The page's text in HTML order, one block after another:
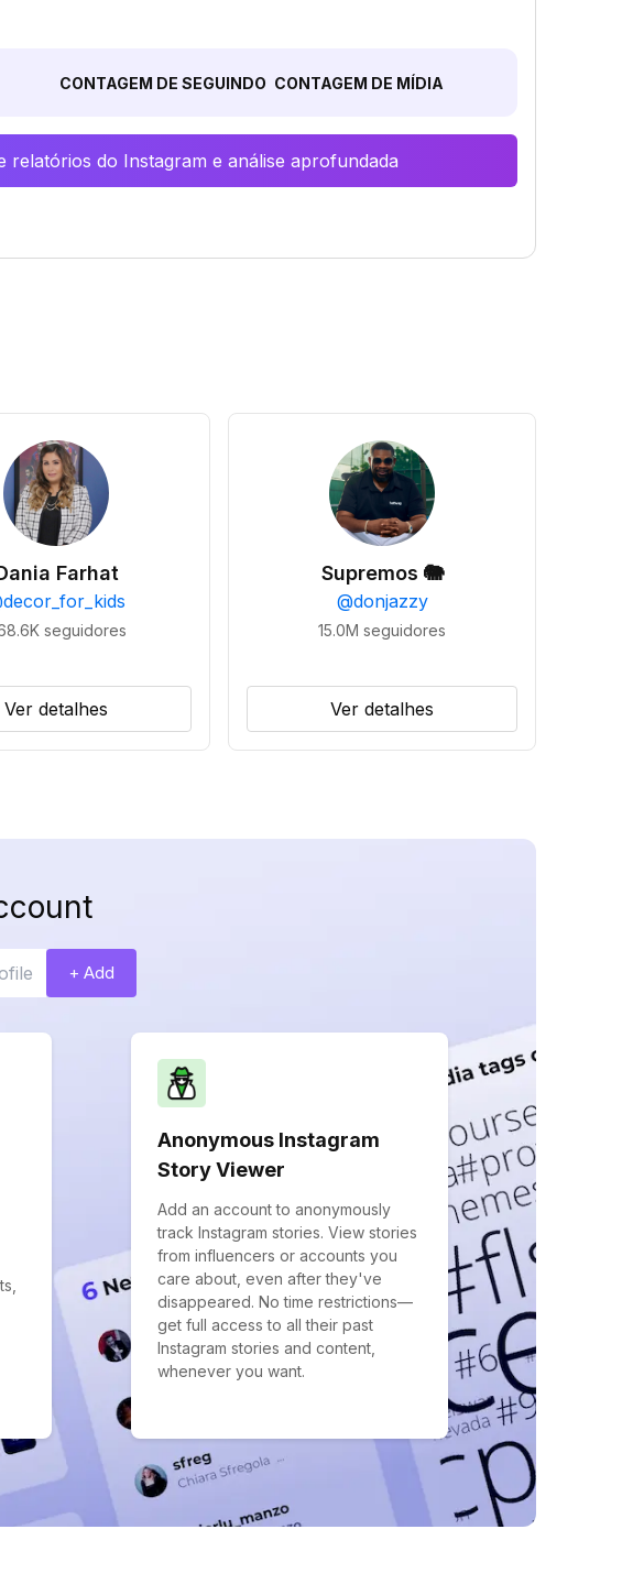
CONTAGEM DE SEGUINDO CONTAGEM DE MÍDIA
relatórios do Instagram e análise aprofundada
Farhat
decor_for_kids
seguidores
Ver detalhes
Supremos 🐘
@donjazzy
15.0M seguidores
Ver detalhes
+ Add
Anonymous Instagram
Story Viewer
Add an account to anonymously
track Instagram stories. View stories
from influencers or accounts you
care about, even after they've
disappeared. No time restrictions—
get full access to all their past
Instagram stories and content,
whenever you want.